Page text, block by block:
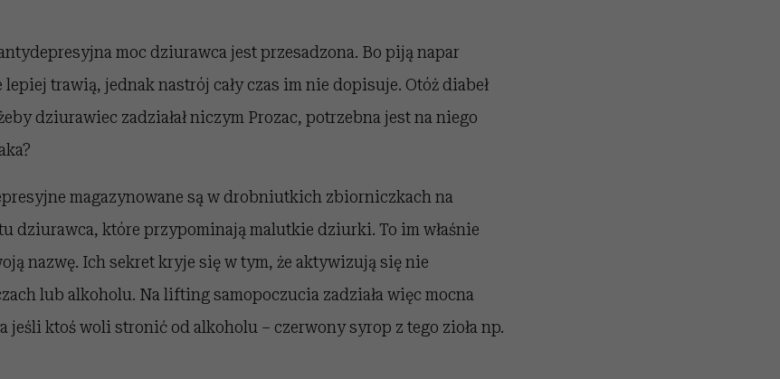
moc dziurawca jest przesadzona. Bo piją napar
lepiej trawią, jednak nastrój cały czas im nie dopisuje. Otóż diabeł
dziurawiec zadziałał niczym Prozac, potrzebna jest na niego
magazynowane są w drobniutkich zbiorniczkach na
dziurawca, które przypominają malutkie dziurki. To im właśnie
nazwę. Ich sekret kryje się w tym, że aktywizują się nie
lub alkoholu. Na lifting samopoczucia zadziała więc mocna
jeśli ktoś woli stronić od alkoholu – czerwony syrop z tego zioła np.